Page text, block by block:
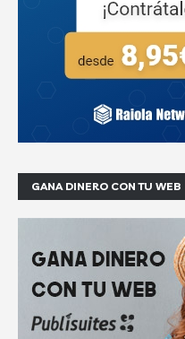
GANA DINERO CON TU WEB